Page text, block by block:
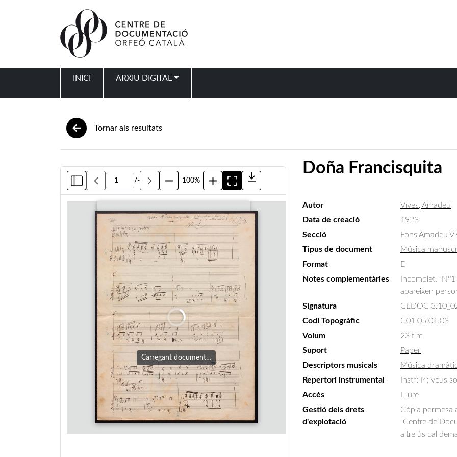
INICI ARXIU DIGITAL
Tornar als resultats
/- 100%
Carregant document…
Doña Francisquita
Autor
Vives, Amadeu
Data de creació
1923
Secció
Fons Amadeu
Tipus de document
Música
Format
E
Notes complementàries
Incomplet.
apareixen
Signatura
CEDOC
Codi Topogràfic
C01.05.01.03
Volum
23 f rc
Suport
Paper
Descriptors musicals
Música
Repertori instrumental
Instr: P ; veus
Accés
Lliure
Gestió dels drets
d'explotació
Còpia permesa
"Centre de
altre ús cal